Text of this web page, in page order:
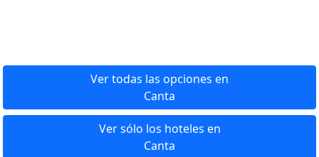
Ver todas las opciones en
Canta
Ver sólo los hoteles en
Canta